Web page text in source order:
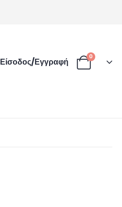
Είσοδος/Εγγραφή
0